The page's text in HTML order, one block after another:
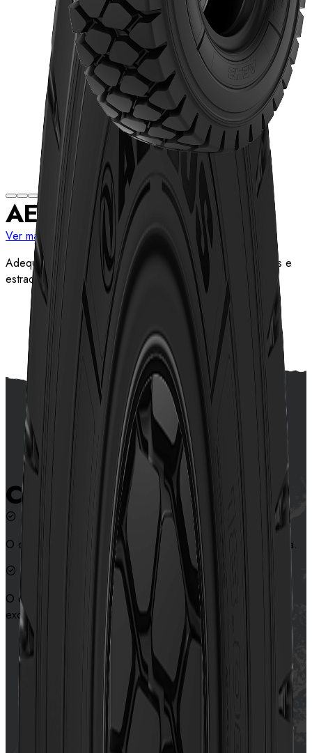
AE43
Ver mais medidas
Adequado para caminhões basculantes pesados em minas e
estradas de carvão.
Ver detalhes
Características
O desenho especial oferece excelente tração e autolimpeza.
O desenho de blocos e o composto especial oferecem
excelente resistência ao desgaste.
Contate-nos